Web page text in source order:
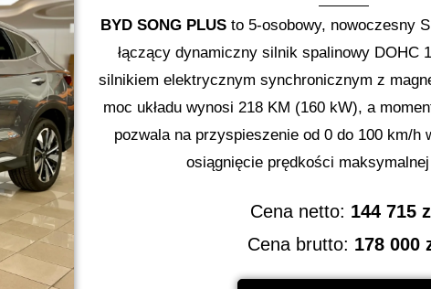
BYD SONG PLUS to 5-osobowy, nowoczesny
łączący dynamiczny silnik spalinowy DOHC
silnikiem elektrycznym synchronicznym z
moc układu wynosi 218 KM (160 kW), a
pozwala na przyspieszenie od 0 do 100 km/h
osiągnięcie prędkości
Cena netto: 144 715
Cena brutto: 178 000